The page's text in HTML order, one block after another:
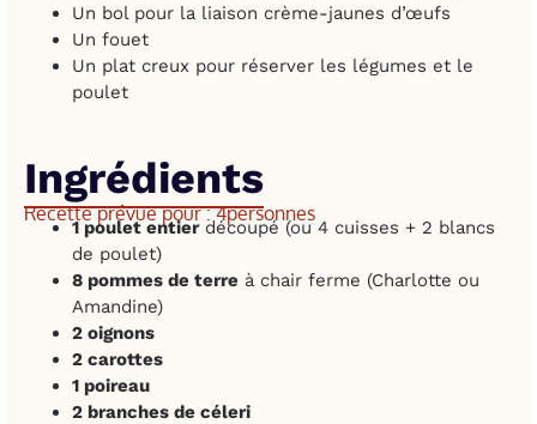
Un bol pour la liaison crème-jaunes d’œufs
Un fouet
Un plat creux pour réserver les légumes et le
poulet
Ingrédients
Recette prévue pour : 4personnes
1 poulet entierdécoupé (ou 4 cuisses + 2 blancs
de poulet)
8 pommes de terre à chair ferme (Charlotte ou
Amandine)
2 oignons
2 carottes
1 poireau
2 branches de céleri